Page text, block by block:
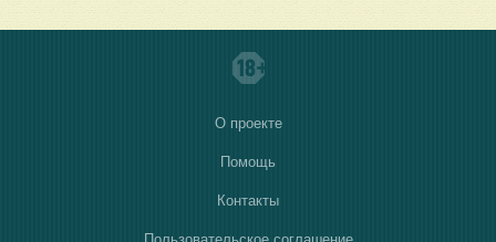
О проекте
Помощь
Контакты